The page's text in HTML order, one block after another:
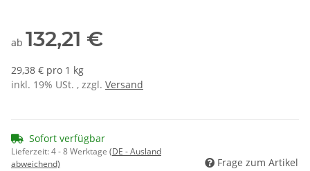
ab 132,21 €
29,38 € pro 1 kg
inkl. 19% USt. , zzgl. Versand
Sofort verfügbar
Lieferzeit:4 - 8 Werktage (DE - Ausland
abweichend)
Frage zum Artikel